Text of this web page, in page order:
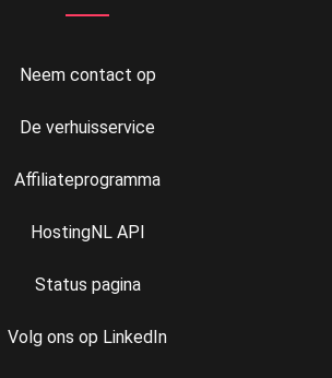
Neem contact op
De verhuisservice
Affiliateprogramma
HostingNL API
Status pagina
Volg ons op LinkedIn